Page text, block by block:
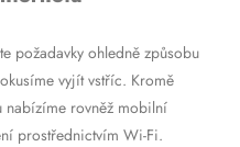
požadavky ohledně způsobu
vyjít vstříc. Kromě
nabízíme rovněž mobilní
prostřednictvím Wi-Fi.